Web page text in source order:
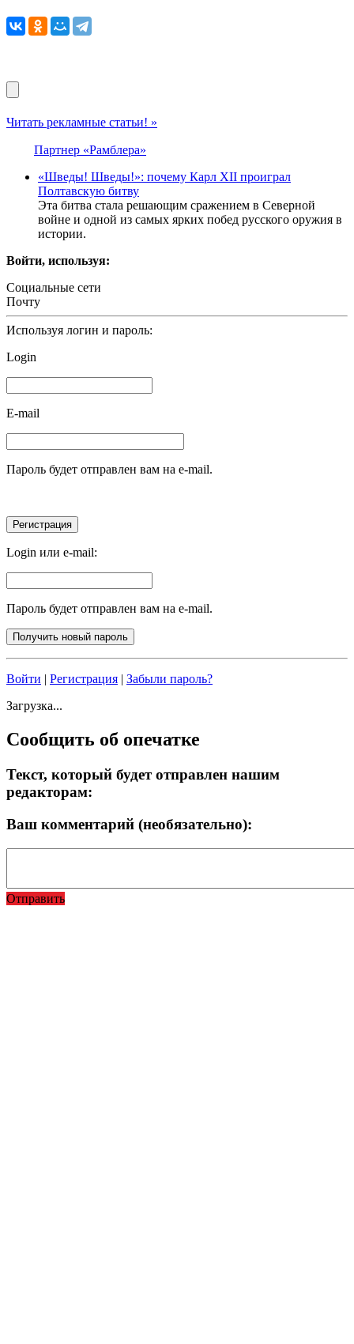
Читать рекламные статьи! »
Партнер «Рамблера»
«Шведы! Шведы!»: почему Карл XII проиграл
Полтавскую битву
Эта битва стала решающим сражением в Северной
войне и одной из самых ярких побед русского оружия в
истории.
Войти, используя:
Социальные сети
Почту
Используя логин и пароль:
Login
E-mail
Пароль будет отправлен вам на e-mail.
Login или e-mail:
Пароль будет отправлен вам на e-mail.
Войти | Регистрация | Забыли пароль?
Загрузка...
Сообщить об опечатке
Текст, который будет отправлен нашим
редакторам:
Ваш комментарий (необязательно):
Отправить